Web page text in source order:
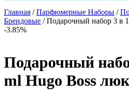
Главная /Парфюмерные Наборы /
Брендовые / Подарочный набор 3 в
-3.85%
Подарочный
ml Hugo Boss